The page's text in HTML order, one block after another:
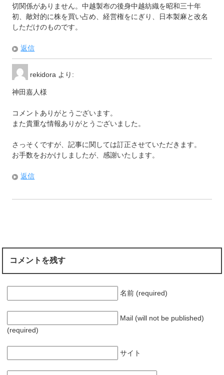
切関係がありません。中越製布の後身中越紡織を昭和三十年
初、敵対的に株を買い占め、経営権をにぎり、日本製麻と改名
しただけのものです。
返信
rekidora より:
神田嘉人様
コメントありがとうございます。
また貴重な情報ありがとうございました。
さっそくですが、記事に関しては訂正させていただきます。
お手数をおかけしましたが、感謝いたします。
返信
コメントを残す
名前 (required)
Mail (will not be published)
(required)
サイト